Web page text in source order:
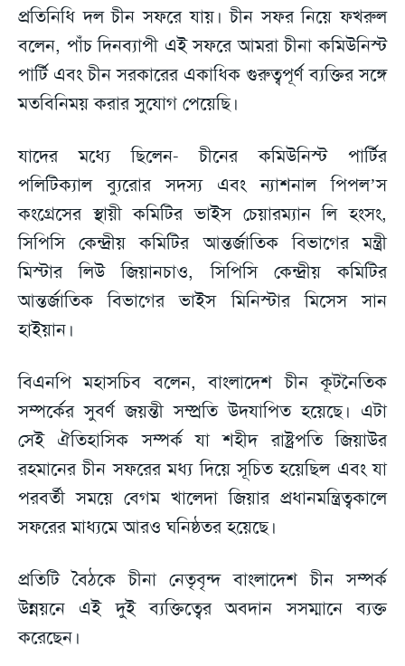
প্রতিনিধি দল চীন সফরে যায়। চীন সফর নিয়ে ফখরুল
বলেন, পাঁচ দিনব্যাপী এই সফরে আমরা চীনা কমিউনিস্ট
পার্টি এবং চীন সরকারের একাধিক গুরুত্বপূর্ণ ব্যক্তির সঙ্গে
মতবিনিময় করার সুযোগ পেয়েছি।
যাদের মধ্যে ছিলেন- চীনের কমিউনিস্ট পার্টির
পলিটিক্যাল ব্যুরোর সদস্য এবং ন্যাশনাল পিপল’স
কংগ্রেসের স্থায়ী কমিটির ভাইস চেয়ারম্যান লি হংসং,
সিপিসি কেন্দ্রীয় কমিটির আন্তর্জাতিক বিভাগের মন্ত্রী
মিস্টার লিউ জিয়ানচাও, সিপিসি কেন্দ্রীয় কমিটির
আন্তর্জাতিক বিভাগের ভাইস মিনিস্টার মিসেস সান
হাইয়ান।
বিএনপি মহাসচিব বলেন, বাংলাদেশ চীন কূটনৈতিক
সম্পর্কের সুবর্ণ জয়ন্তী সম্প্রতি উদযাপিত হয়েছে। এটা
সেই ঐতিহাসিক সম্পর্ক যা শহীদ রাষ্ট্রপতি জিয়াউর
রহমানের চীন সফরের মধ্য দিয়ে সূচিত হয়েছিল এবং যা
পরবর্তী সময়ে বেগম খালেদা জিয়ার প্রধানমন্ত্রিত্বকালে
সফরের মাধ্যমে আরও ঘনিষ্ঠতর হয়েছে।
প্রতিটি বৈঠকে চীনা নেতৃবৃন্দ বাংলাদেশ চীন সম্পর্ক
উন্নয়নে এই দুই ব্যক্তিত্বের অবদান সসম্মানে ব্যক্ত
করেছেন।